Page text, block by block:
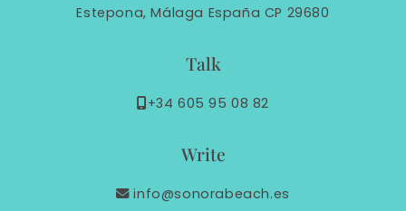
Estepona, Málaga España CP 29680
Talk
+34 605 95 08 82
Write
info@sonorabeach.es